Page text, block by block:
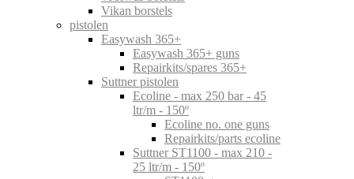
Vikan borstels
pistolen
Easywash 365+
Easywash 365+ guns
Repairkits/spares 365+
Suttner pistolen
Ecoline - max 250 bar - 45
ltr/m - 150º
Ecoline no. one guns
Repairkits/parts ecoline
Suttner ST1100 - max 210 -
25 ltr/m - 150º